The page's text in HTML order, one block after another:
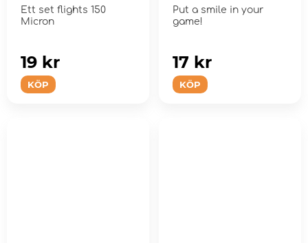
Ett set flights 150
Micron
KÖP
19 kr
Put a smile in your
game!
KÖP
17 kr